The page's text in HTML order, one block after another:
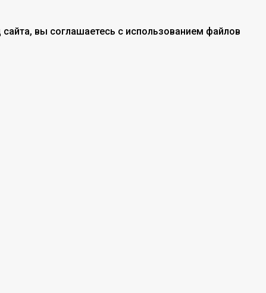
вы соглашаетесь с использованием файлов